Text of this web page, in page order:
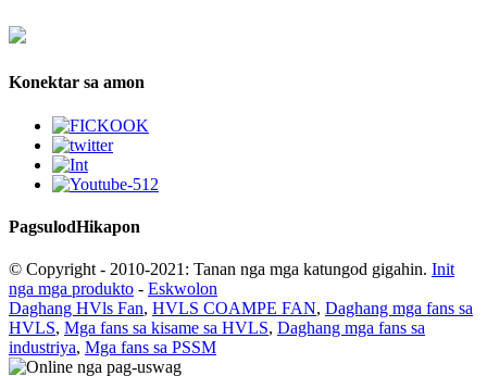
Konektar sa amon
PagsulodHikapon
© Copyright - 2010-2021: Tanan nga mga katungod gigahin. Init
nga mga produkto - Eskwolon
Daghang HVls Fan, HVLS COAMPE FAN, Daghang mga fans sa
HVLS, Mga fans sa kisame sa HVLS, Daghang mga fans sa
industriya, Mga fans sa PSSM